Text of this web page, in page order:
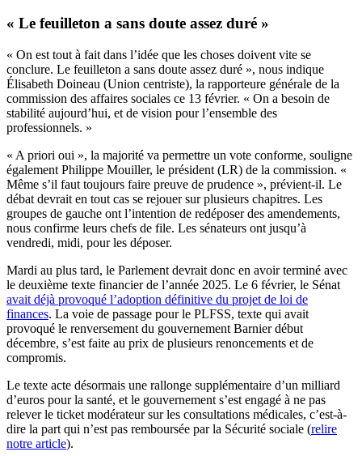
« Le feuilleton a sans doute assez duré »
« On est tout à fait dans l’idée que les choses doivent vite se
conclure. Le feuilleton a sans doute assez duré », nous indique
Élisabeth Doineau (Union centriste), la rapporteure générale de la
commission des affaires sociales ce 13 février. « On a besoin de
stabilité aujourd’hui, et de vision pour l’ensemble des
professionnels. »
« A priori oui », la majorité va permettre un vote conforme, souligne
également Philippe Mouiller, le président (LR) de la commission. «
Même s’il faut toujours faire preuve de prudence », prévient-il. Le
débat devrait en tout cas se rejouer sur plusieurs chapitres. Les
groupes de gauche ont l’intention de redéposer des amendements,
nous confirme leurs chefs de file. Les sénateurs ont jusqu’à
vendredi, midi, pour les déposer.
Mardi au plus tard, le Parlement devrait donc en avoir terminé avec
le deuxième texte financier de l’année 2025. Le 6 février, le Sénat
avait déjà provoqué l’adoption définitive du projet de loi de
finances. La voie de passage pour le PLFSS, texte qui avait
provoqué le renversement du gouvernement Barnier début
décembre, s’est faite au prix de plusieurs renoncements et de
compromis.
Le texte acte désormais une rallonge supplémentaire d’un milliard
d’euros pour la santé, et le gouvernement s’est engagé à ne pas
relever le ticket modérateur sur les consultations médicales, c’est-à-
dire la part qui n’est pas remboursée par la Sécurité sociale (relire
notre article).